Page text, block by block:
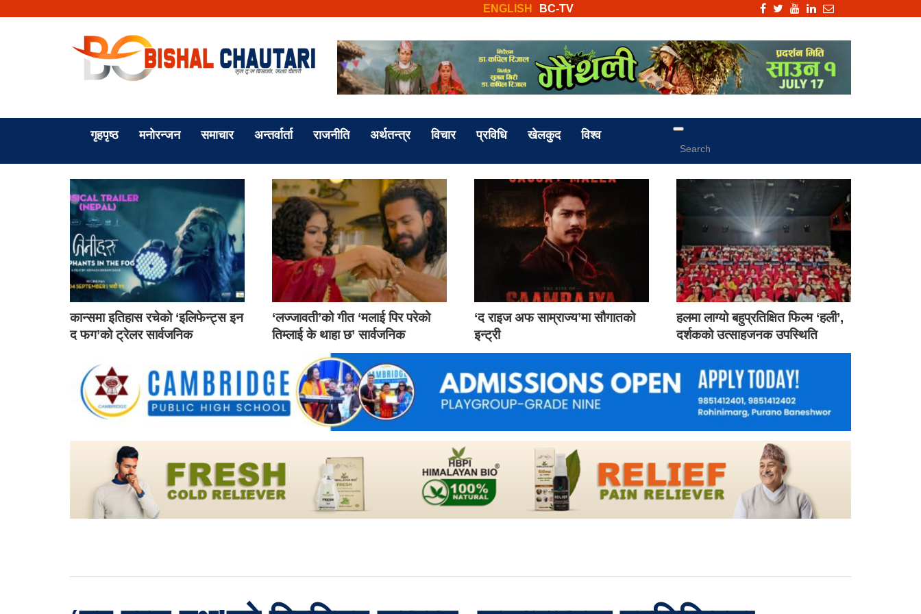
BC-TV
ENGLISH
गृहपृष्ठ मनोरन्जन समाचार अन्तर्वार्ता राजनीति अर्थतन्त्र विचार प्रविधि खेलकुद विश्व
कान्समा इतिहास रचेको ‘इलिफेन्ट्स इन
द फग’को ट्रेलर सार्वजनिक
‘लज्जावती’को गीत ‘मलाई पिर परेको
तिम्लाई के थाहा छ’ सार्वजनिक
‘द राइज अफ साम्राज्य’मा सौगातको
इन्ट्री
हलमा लाग्यो बहुप्रतिक्षित फिल्म ‘हली’,
दर्शकको उत्साहजनक उपस्थिति